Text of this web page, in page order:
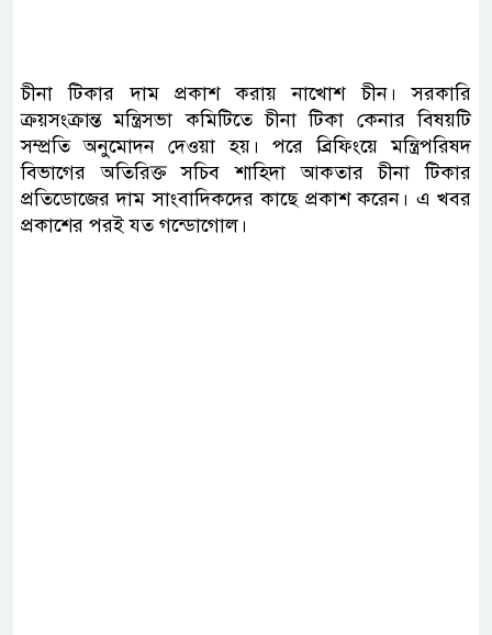
চীনা টিকার দাম প্রকাশ করায় নাখোশ চীন। সরকারি
ক্রয়সংক্রান্ত মন্ত্রিসভা কমিটিতে চীনা টিকা কেনার বিষয়টি
সম্প্রতি অনুমোদন দেওয়া হয়। পরে ব্রিফিংয়ে মন্ত্রিপরিষদ
বিভাগের অতিরিক্ত সচিব শাহিদা আকতার চীনা টিকার
প্রতিডোজের দাম সাংবাদিকদের কাছে প্রকাশ করেন। এ খবর
প্রকাশের পরই যত গন্ডোগোল।